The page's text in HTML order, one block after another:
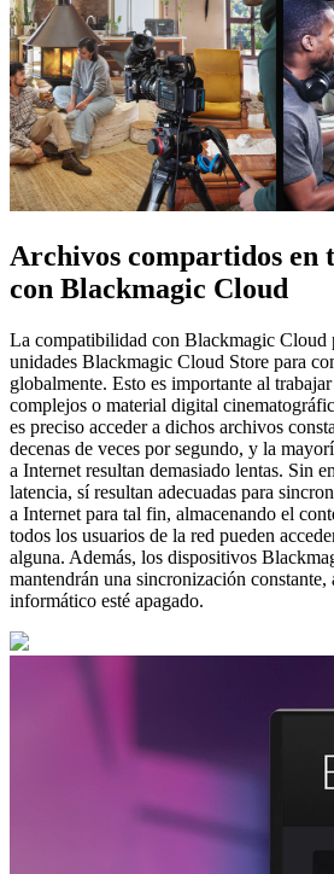
Archivos compartidos en
con Blackmagic Cloud
La compatibilidad con Blackmagic Cloud
unidades Blackmagic Cloud Store para
globalmente. Esto es importante al
complejos o material digital
es preciso acceder a dichos archivos
decenas de veces por segundo, y la
a Internet resultan demasiado lentas. Sin
latencia, sí resultan adecuadas para
a Internet para tal fin, almacenando el
todos los usuarios de la red pueden
alguna. Además, los dispositivos
mantendrán una sincronización
informático esté apagado.